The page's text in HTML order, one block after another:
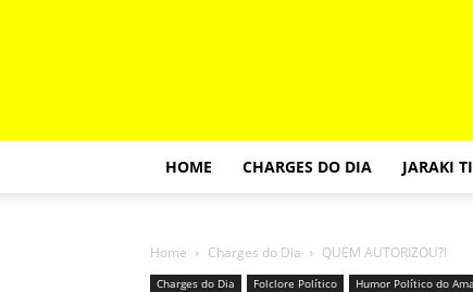
HOME CHARGES DO DIA JARAKI
Home Charges do Dia QUEM AUTORIZOU?!
Charges do Dia Folclore Político Humor Político do